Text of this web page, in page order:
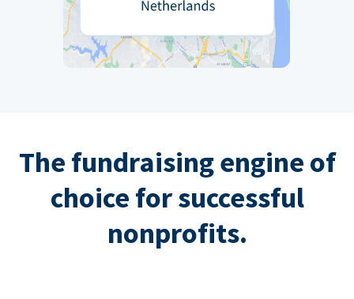
The fundraising engine of
choice for successful
nonprofits.